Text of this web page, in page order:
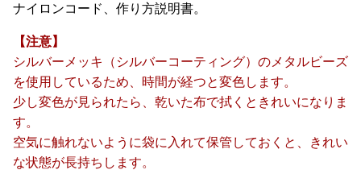
ナイロンコード、作り方説明書。
【注意】
シルバーメッキ（シルバーコーティング）のメタルビーズ
を使用しているため、時間が経つと変色します。
少し変色が見られたら、乾いた布で拭くときれいになりま
す。
空気に触れないように袋に入れて保管しておくと、きれい
な状態が長持ちします。